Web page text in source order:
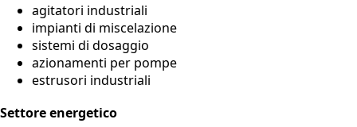
agitatori industriali
impianti di miscelazione
sistemi di dosaggio
azionamenti per pompe
estrusori industriali
Settore energetico